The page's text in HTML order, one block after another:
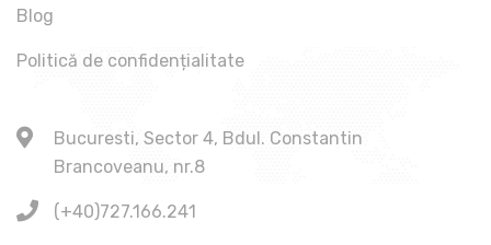
Blog
Politică de confidențialitate
Bucuresti, Sector 4, Bdul. Constantin
Brancoveanu, nr.8
(+40)727.166.241